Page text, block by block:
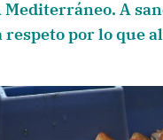
Mediterráneo. A
respeto por lo que